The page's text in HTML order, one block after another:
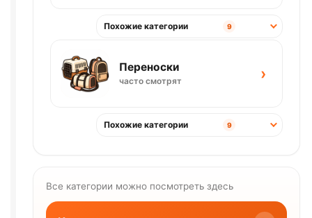
Похожие категории 9
Переноски
часто смотрят ›
Похожие категории 9
Все категории можно посмотреть здесь